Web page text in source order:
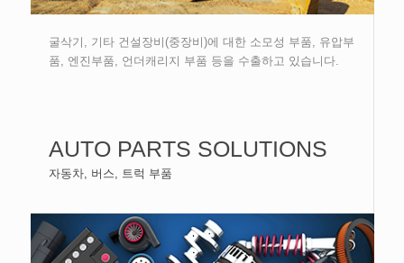
굴삭기, 기타 건설장비(중장비)에 대한 소모성 부품, 유압부
품, 엔진부품, 언더캐리지 부품 등을 수출하고 있습니다.
AUTO PARTS SOLUTIONS
자동차, 버스, 트럭 부품